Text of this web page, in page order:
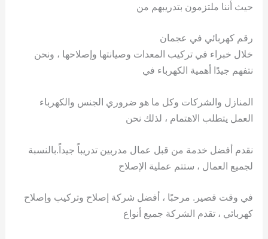
حيث أننا ملتزمون بتدريبهم من
رقم كهربائي في عجمان
خلال خبراء في تركيب المعدات وصيانتها وإصلاحها ، ونحن
نتفهم جيدًا أهمية الكهرباء في
المنازل والشركات وكل ما هو ضروري الجنس والكهرباء
العمل يتطلب الاهتمام ، لذلك نحن
نقدم أفضل خدمة من قبل عمال مدربين تدريباً جيداً.بالنسبة
لجميع العمال ، ستتم عملية الإصلاح
في وقت قصير. مرحبًا ، أفضل شركة إصلاح وتركيب وإصلاح
كهربائي ، تقدم الشركة جميع أنواع